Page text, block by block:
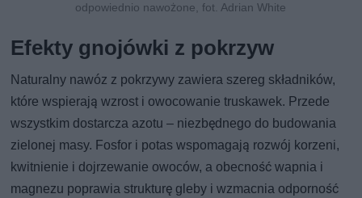
odpowiednio nawożone, fot. Adrian White
Efekty gnojówki z pokrzyw
Naturalny nawóz z pokrzywy zawiera szereg składników,
które wspierają wzrost i owocowanie truskawek. Przede
wszystkim dostarcza azotu – niezbędnego do budowania
zielonej masy. Fosfor i potas wspomagają rozwój korzeni,
kwitnienie i dojrzewanie owoców, a obecność wapnia i
magnezu poprawia strukturę gleby i wzmacnia odporność